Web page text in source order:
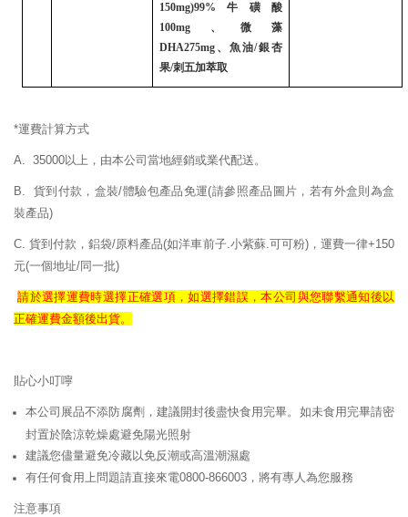
150mg)99% 牛磺酸
100mg 、微藻
DHA275mg 、魚油/銀杏
果/刺五加萃取
*運費計算方式
A. 35000以上，由本公司當地經銷或業代配送。
B. 貨到付款，盒裝/體驗包產品免運(請參照產品圖片，若有外盒則為盒
裝產品)
C. 貨到付款，鋁袋/原料產品(如洋車前子.小紫蘇.可可粉)，運費一律+150
元(一個地址/同一批)
請於選擇運費時選擇正確選項，如選擇錯誤，本公司與您聯繫通知後以
正確運費金額後出貨。
貼心小叮嚀
本公司展品不添防腐劑，建議開封後盡快食用完畢。如未食用完畢請密
封置於陰涼乾燥處避免陽光照射
建議您儘量避免冷藏以免反潮或高溫潮濕處
有任何食用上問題請直接來電0800-866003，將有專人為您服務
注意事項